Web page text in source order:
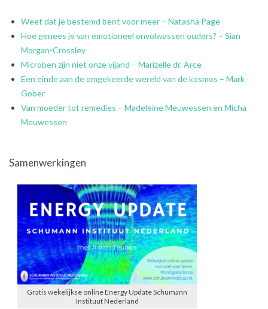
Weet dat je bestemd bent voor meer – Natasha Page
Hoe genees je van emotioneel onvolwassen ouders? – Sian
Morgan-Crossley
Microben zijn niet onze vijand – Marizelle dr. Arce
Een einde aan de omgekeerde wereld van de kosmos – Mark
Gober
Van moeder tot remedies – Madeleine Meuwessen en Micha
Meuwessen
Samenwerkingen
Gratis wekelijkse online Energy Update Schumann
Instituut Nederland